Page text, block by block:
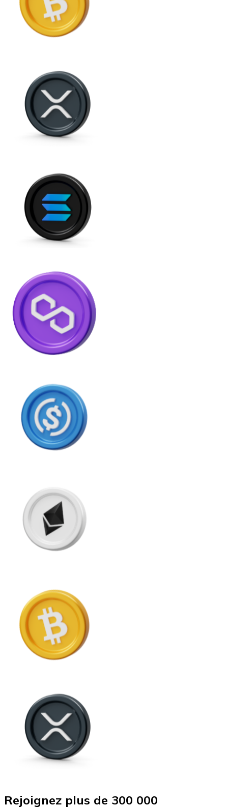
Rejoignez plus de 300 000